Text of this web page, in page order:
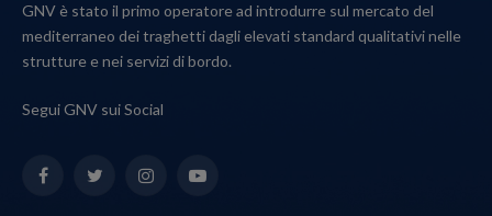
GNV è stato il primo operatore ad introdurre sul mercato del
mediterraneo dei traghetti dagli elevati standard qualitativi nelle
strutture e nei servizi di bordo.
Segui GNV sui Social
FacebookTwitterInstagramYouTube